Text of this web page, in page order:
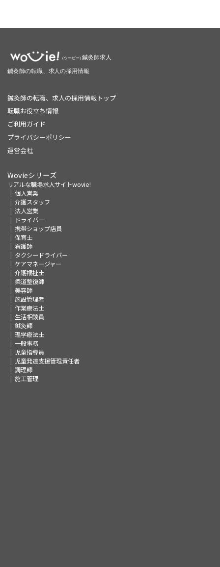
鍼灸師の転職、求人の採用情報トップ
転職お役立ち情報
ご利用ガイド
プライバシーポリシー
運営会社
Wovieシリーズ
リアルな職場求人サイトwovie!
個人営業
介護スタッフ
法人営業
ドライバー
携帯ショップ店員
保育士
看護師
タクシードライバー
ケアマネージャー
介護福祉士
柔道整復師
美容師
施設管理者
作業療法士
生活相談員
鍼灸師
理学療法士
一般事務
児童指導員
児童発達支援管理責任者
調理師
施工管理